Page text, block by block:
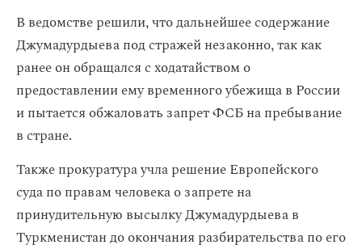
В ведомстве решили, что дальнейшее содержание
Джумадурдыева под стражей незаконно, так как
ранее он обращался с ходатайством о
предоставлении ему временного убежища в России
и пытается обжаловать запрет ФСБ на пребывание
в стране.
Также прокуратура учла решение Европейского
суда по правам человека о запрете на
принудительную высылку Джумадурдыева в
Туркменистан до окончания разбирательства по его